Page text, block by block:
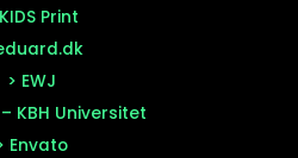
Print
> EWJ
KBH Universitet
Envato